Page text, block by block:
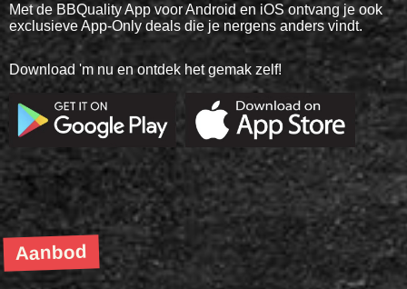
Met de BBQuality App voor Android en iOS ontvang je ook
exclusieve App-Only deals die je nergens anders vindt.
Download 'm nu en ontdek het gemak zelf!
Aanbod